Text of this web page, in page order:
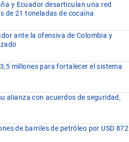
y Ecuador desarticulan una red
de 21 toneladas de cocaína
ante la ofensiva de Colombia y
millones para fortalecer el sistema
alianza con acuerdos de seguridad,
de barriles de petróleo por USD 872